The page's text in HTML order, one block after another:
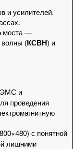
и усилителей.
моста —
волны (КСВН) и
ЭМС и
проведения
с понятной
лишними